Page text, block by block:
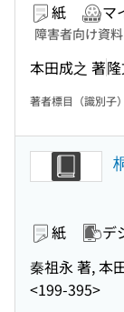
紙 マ
障害者向け資
本田成之 著
著者標目（識別子）
紙 デ
秦祖永 著, 本
<199-395>